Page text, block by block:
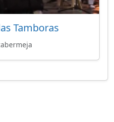
Tamboras